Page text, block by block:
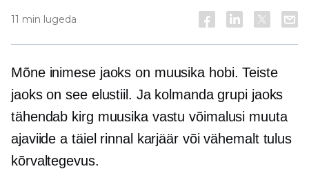
11 min lugeda
Mõne inimese jaoks on muusika hobi. Teiste
jaoks on see elustiil. Ja kolmanda grupi jaoks
tähendab kirg muusika vastu võimalusi muuta
ajaviide a täiel rinnal karjäär või vähemalt tulus
kõrvaltegevus.